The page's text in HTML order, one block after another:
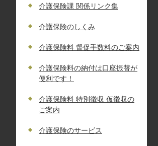
介護保険課 関係リンク集
介護保険のしくみ
介護保険料 督促手数料のご案内
介護保険料の納付は口座振替が
便利です！
介護保険料 特別徴収 仮徴収の
ご案内
介護保険のサービス